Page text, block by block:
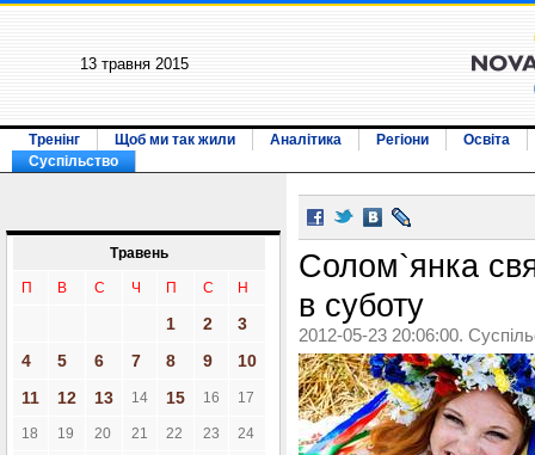
13 травня 2015
Тренінг Щоб ми так жили Аналітика Регіони
Освіта
Суспільство
Травень
П В С Ч П С Н
1 2
3
4
5 6 7 8 9
10
11
12 13 14 15 16 17
18 19 20 21 22 23 24
Солом`янка
в суботу
2012-05-23 20:06:00.